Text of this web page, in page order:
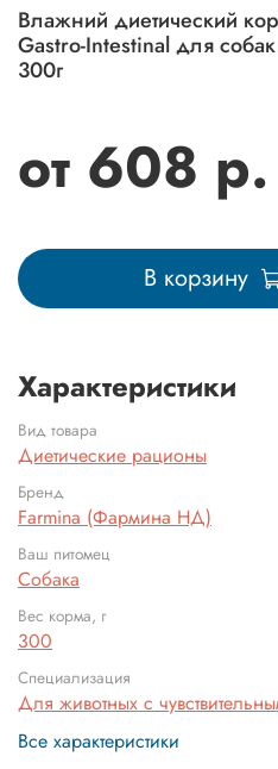
Влажний диетический
Gastro-Intestinal для
300г
от 608 р.
В корзину
Характеристики
Вид товара
Диетические рационы
Бренд
Farmina (Фармина НД)
Ваш питомец
Собака
Вес корма, г
300
Специализация
Для животных с
Все характеристики